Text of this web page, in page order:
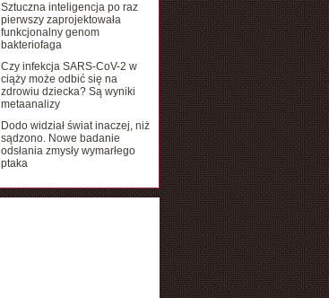
Sztuczna inteligencja po raz
pierwszy zaprojektowała
funkcjonalny genom
bakteriofaga
Czy infekcja SARS-CoV-2 w
ciąży może odbić się na
zdrowiu dziecka? Są wyniki
metaanalizy
Dodo widział świat inaczej, niż
sądzono. Nowe badanie
odsłania zmysły wymarłego
ptaka